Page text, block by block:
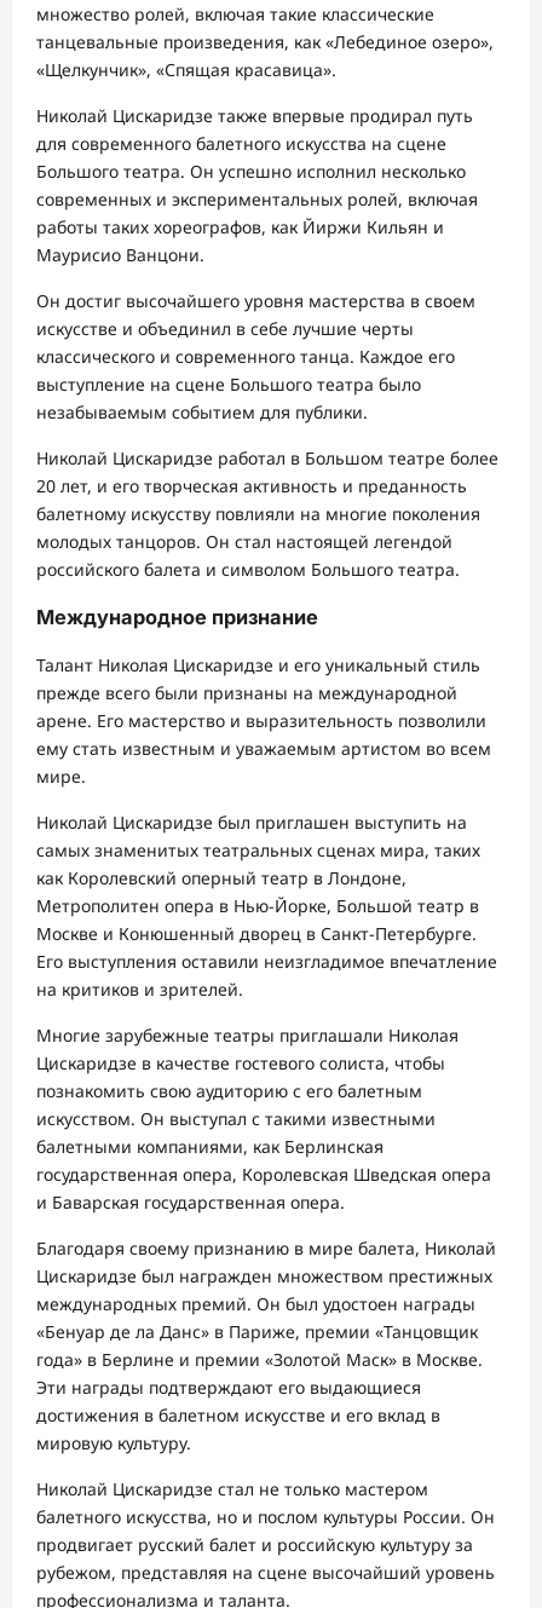
множество ролей, включая такие классические
танцевальные произведения, как «Лебединое озеро»,
«Щелкунчик», «Спящая красавица».
Николай Цискаридзе также впервые продирал путь
для современного балетного искусства на сцене
Большого театра. Он успешно исполнил несколько
современных и экспериментальных ролей, включая
работы таких хореографов, как Йиржи Кильян и
Маурисио Ванцони.
Он достиг высочайшего уровня мастерства в своем
искусстве и объединил в себе лучшие черты
классического и современного танца. Каждое его
выступление на сцене Большого театра было
незабываемым событием для публики.
Николай Цискаридзе работал в Большом театре более
20 лет, и его творческая активность и преданность
балетному искусству повлияли на многие поколения
молодых танцоров. Он стал настоящей легендой
российского балета и символом Большого театра.
Международное признание
Талант Николая Цискаридзе и его уникальный стиль
прежде всего были признаны на международной
арене. Его мастерство и выразительность позволили
ему стать известным и уважаемым артистом во всем
мире.
Николай Цискаридзе был приглашен выступить на
самых знаменитых театральных сценах мира, таких
как Королевский оперный театр в Лондоне,
Метрополитен опера в Нью-Йорке, Большой театр в
Москве и Конюшенный дворец в Санкт-Петербурге.
Его выступления оставили неизгладимое впечатление
на критиков и зрителей.
Многие зарубежные театры приглашали Николая
Цискаридзе в качестве гостевого солиста, чтобы
познакомить свою аудиторию с его балетным
искусством. Он выступал с такими известными
балетными компаниями, как Берлинская
государственная опера, Королевская Шведская опера
и Баварская государственная опера.
Благодаря своему признанию в мире балета, Николай
Цискаридзе был награжден множеством престижных
международных премий. Он был удостоен награды
«Бенуар де ла Данс» в Париже, премии «Танцовщик
года» в Берлине и премии «Золотой Маск» в Москве.
Эти награды подтверждают его выдающиеся
достижения в балетном искусстве и его вклад в
мировую культуру.
Николай Цискаридзе стал не только мастером
балетного искусства, но и послом культуры России. Он
продвигает русский балет и российскую культуру за
рубежом, представляя на сцене высочайший уровень
профессионализма и таланта.